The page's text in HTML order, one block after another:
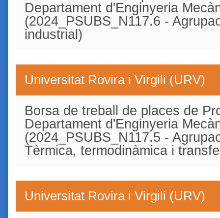
Departament d'Enginyeria
(2024_PSUBS_N117.6 -
industrial)
Universitat Rovira i Virgili (URV)
Borsa de treball de places de
Departament d'Enginyeria
(2024_PSUBS_N117.5 -
Tèrmica, termodinàmica i
Universitat Rovira i Virgili (URV)